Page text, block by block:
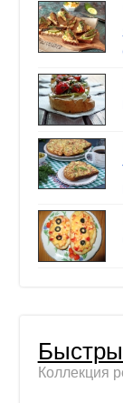
Коллекция